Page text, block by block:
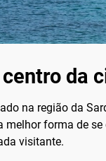
da
na região da
melhor forma de
visitante.